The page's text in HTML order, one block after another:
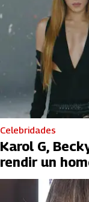
Celebridades
Karol G, Becky
rendir un